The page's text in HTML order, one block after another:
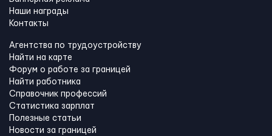
Наши награды
Контакты
Агентства по трудоустройству
Найти на карте
Форум о работе за границей
Найти работника
Справочник профессий
Статистика зарплат
Полезные статьи
Новости за границей